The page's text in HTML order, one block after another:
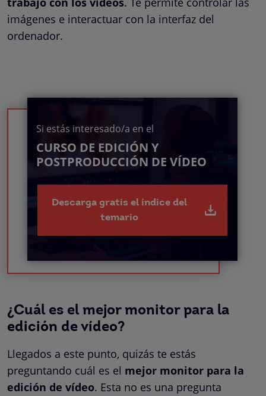
imágenes e interactuar con la interfaz del
ordenador.
Si estás interesado/a en el
CURSO DE EDICIÓN Y
POSTPRODUCCIÓN DE VÍDEO
Descarga gratis el índice del
temario
¿Cuál es el mejor monitor para la
edición de vídeo?
Llegados a este punto, quizás te estás
preguntando cuál es el mejor monitor para la
edición de vídeo. Esta no es una pregunta